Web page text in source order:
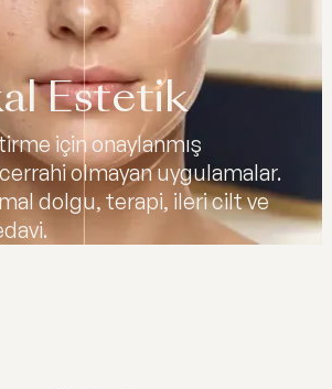
Estetik
için onaylanmış
olmayan uygulamalar.
dolgu, terapi, ileri cilt ve